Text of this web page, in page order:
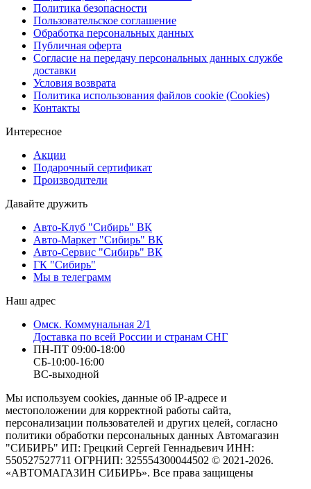
Политика безопасности
Пользовательское соглашение
Обработка персональных данных
Публичная оферта
Согласие на передачу персональных данных службе
доставки
Условия возврата
Политика использования файлов cookie (Cookies)
Контакты
Интересное
Акции
Подарочный сертификат
Производители
Давайте дружить
Авто-Клуб "Сибирь" ВК
Авто-Маркет "Сибирь" ВК
Авто-Сервис "Сибирь" ВК
ГК "Сибирь"
Мы в телеграмм
Наш адрес
Омск. Коммунальная 2/1
Доставка по всей России и странам СНГ
ПН-ПТ 09:00-18:00
СБ-10:00-16:00
ВС-выходной
Мы используем cookies, данные об IP-адресе и
местоположении для корректной работы сайта,
персонализации пользователей и других целей, согласно
политики обработки персональных данных Автомагазин
"СИБИРЬ" ИП: Грецкий Сергей Геннадьевич ИНН:
550527527711 ОГРНИП: 325554300044502 © 2021-2026.
«АВТОМАГАЗИН СИБИРЬ». Все права защищены